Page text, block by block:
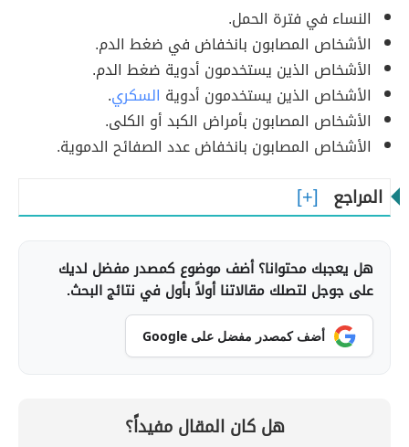
النساء في فترة الحمل.
الأشخاص المصابون بانخفاض في ضغط الدم.
الأشخاص الذين يستخدمون أدوية ضغط الدم.
الأشخاص الذين يستخدمون أدوية السكري.
الأشخاص المصابون بأمراض الكبد أو الكلى.
الأشخاص المصابون بانخفاض عدد الصفائح الدموية.
المراجع
هل يعجبك محتوانا؟ أضف موضوع كمصدر مفضل لديك
على جوجل لتصلك مقالاتنا أولاً بأول في نتائج البحث.
أضف كمصدر مفضل على Google
هل كان المقال مفيداً؟